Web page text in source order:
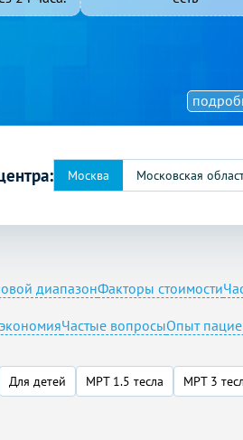
диапазонФакторы стоимости
Частые вопросыОпыт
Для детей МРТ 1.5 тесла МРТ 3